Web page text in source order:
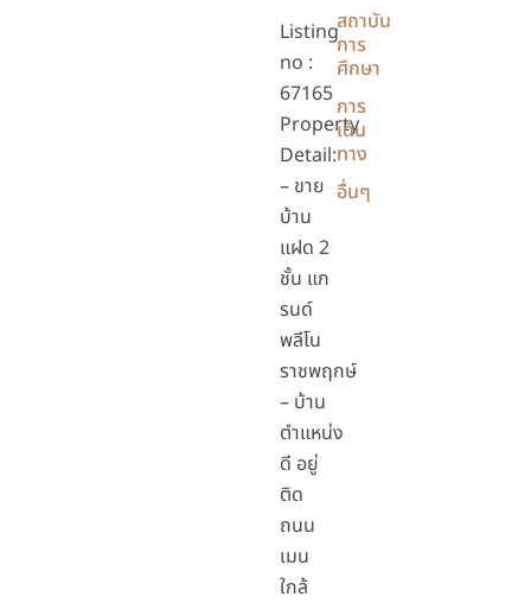
Listing
no :
67165
Property
Detail:
– ขาย
บ้าน
แฝด 2
ชั้น แก
รนด์
พลีโน
ราชพฤกษ์
– บ้าน
ตำแหน่ง
ดี อยู่
ติด
ถนน
เมน
ใกล้
สถาบัน
การ
ศึกษา
การ
เดิน
ทาง
อื่นๆ